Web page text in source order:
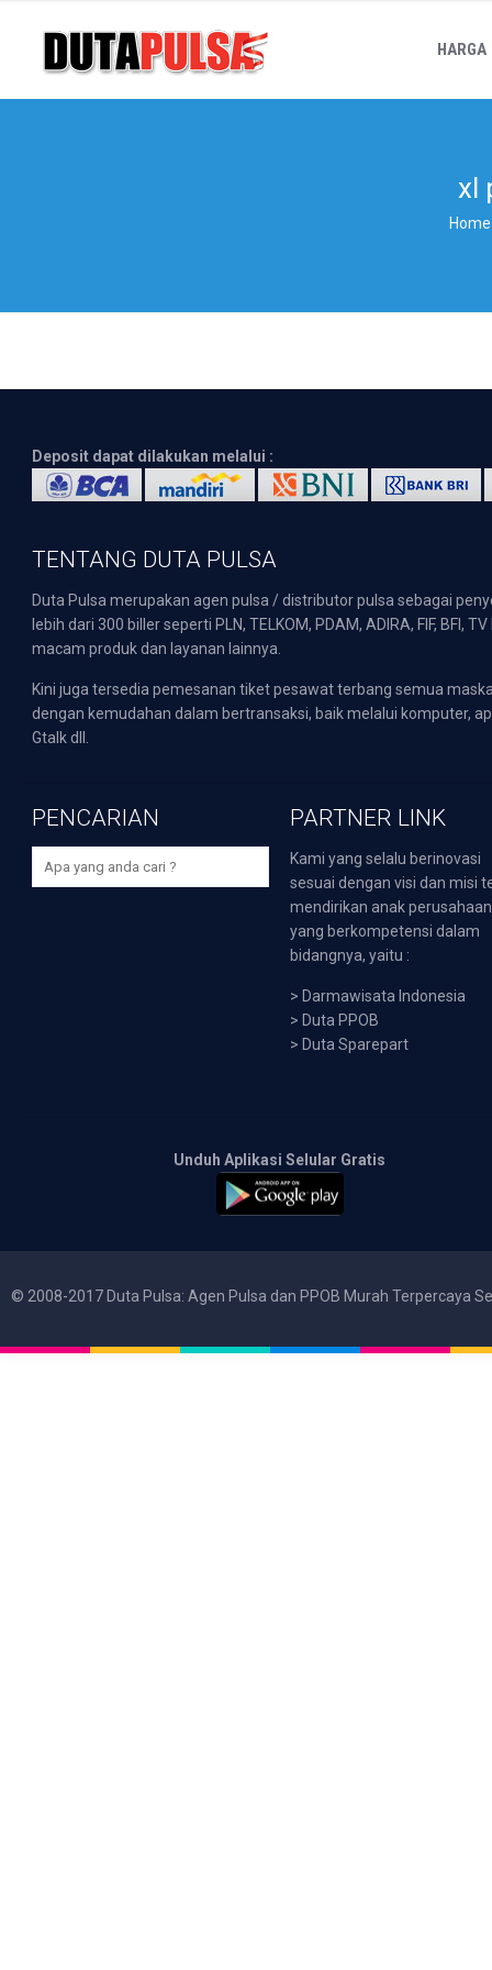
HARGA
xl
Home
Deposit dapat dilakukan melalui :
TENTANG DUTA PULSA
Duta Pulsa merupakan agen pulsa / distributor pulsa sebagai
lebih dari 300 biller seperti PLN, TELKOM, PDAM, ADIRA, FIF,
macam produk dan layanan lainnya.
Kini juga tersedia pemesanan tiket pesawat terbang semua
dengan kemudahan dalam bertransaksi, baik melalui komputer,
Gtalk dll.
PENCARIAN PARTNER LINK
Kami yang selalu berinovasi
sesuai dengan visi dan misi
mendirikan anak perusahaan
yang berkompetensi dalam
bidangnya, yaitu :
> Darmawisata Indonesia
> Duta PPOB
> Duta Sparepart
Unduh Aplikasi Selular Gratis
© 2008-2017 Duta Pulsa: Agen Pulsa dan PPOB Murah Terpercaya